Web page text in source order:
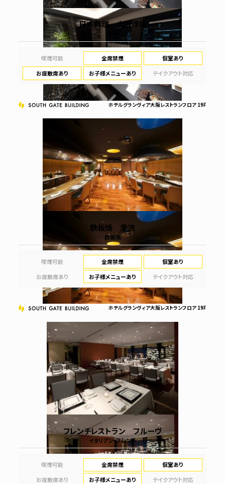
日本料理 大阪浮橋
喫煙可能 全席禁煙
個室あり
お座敷席あり
お子様メニューあり テイクアウト対応
ホテルグランヴィア大阪レストランフロア 19F
鉄板焼 季流
鉄板焼
喫煙可能 全席禁煙
個室あり
お座敷席あり
お子様メニューあり テイクアウト対応
ホテルグランヴィア大阪レストランフロア 19F
フレンチレストラン フルーヴ
イタリアン・フレンチ
喫煙可能 全席禁煙
個室あり
お座敷席あり
お子様メニューあり テイクアウト対応